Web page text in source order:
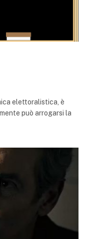
elettoralistica, è
può arrogarsi la